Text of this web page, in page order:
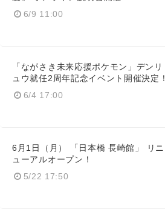
6/9 11:00
「ながさき未来応援ポケモン」デンリ
ュウ就任2周年記念イベント開催決定！
6/4 17:00
6月1日（月） 「日本橋 長崎館」 リニ
ューアルオープン！
5/22 17:50